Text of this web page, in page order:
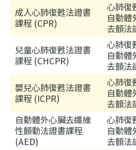
成人心肺復甦法證書
課程 (CPR)
心肺復
自動體
去顫法
兒童心肺復甦法證書
課程 (CHCPR)
心肺復
自動體
去顫法
嬰兒心肺復甦法證書
課程 (ICPR)
心肺復
自動體
去顫法
自動體外心臟去纖維
性顫動法證書課程
(AED)
心肺復
自動體
去顫法